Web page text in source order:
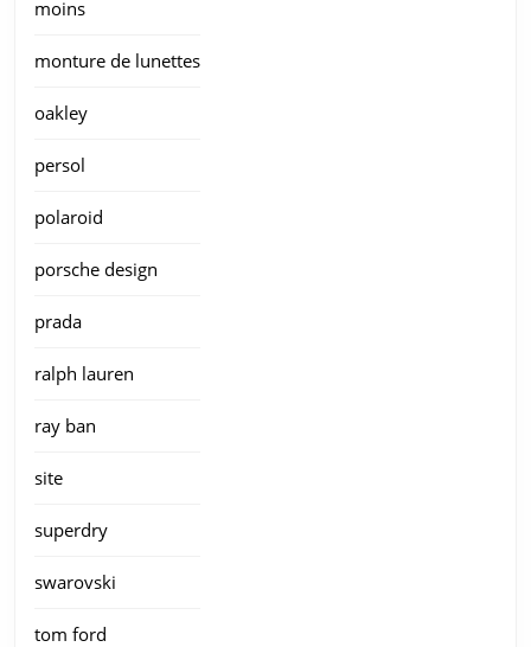
moins
monture de lunettes
oakley
persol
polaroid
porsche design
prada
ralph lauren
ray ban
site
superdry
swarovski
tom ford